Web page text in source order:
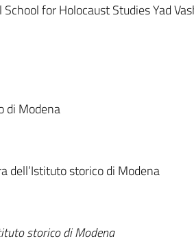
for Holocaust Studies Yad
di Modena
dell’Istituto storico di Modena
storico di Modena